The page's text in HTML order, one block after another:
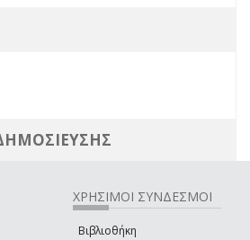
ΧΡΗΣΙΜΟΙ ΣΥΝΔΕΣΜΟΙ
Βιβλιοθήκη